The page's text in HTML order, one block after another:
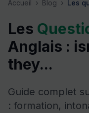
Accueil › Blog › Les
Les
Anglais :
they...
Guide complet
: formation,